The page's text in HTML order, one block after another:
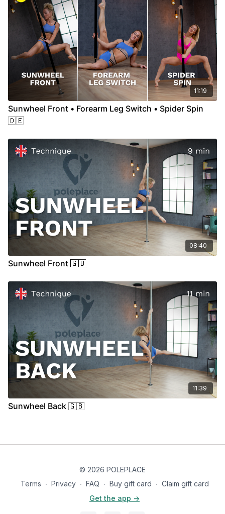
11:19
Sunwheel Front • Forearm Leg Switch • Spider Spin
🇩🇪
08:40
Sunwheel Front 🇬🇧
11:39
Sunwheel Back 🇬🇧
© 2026 POLEPLACE
Terms ∙ Privacy ∙ FAQ ∙ Buy gift card ∙ Claim gift card
Get the app ->